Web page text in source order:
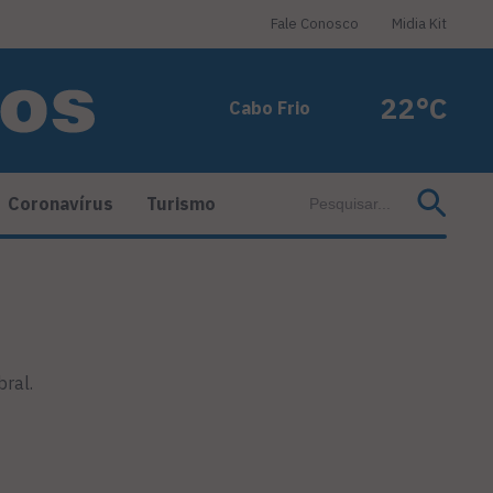
Fale Conosco Midia Kit
Cabo Frio 22°C
Coronavírus Turismo